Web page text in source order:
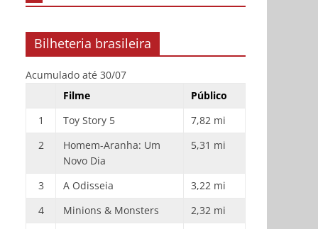
Bilheteria brasileira
Acumulado até 30/07
Filme
Público
1
Toy Story 5
7,82 mi
2
Homem-Aranha: Um
Novo Dia
5,31 mi
3 A Odisseia
3,22 mi
4
Minions & Monsters
2,32 mi